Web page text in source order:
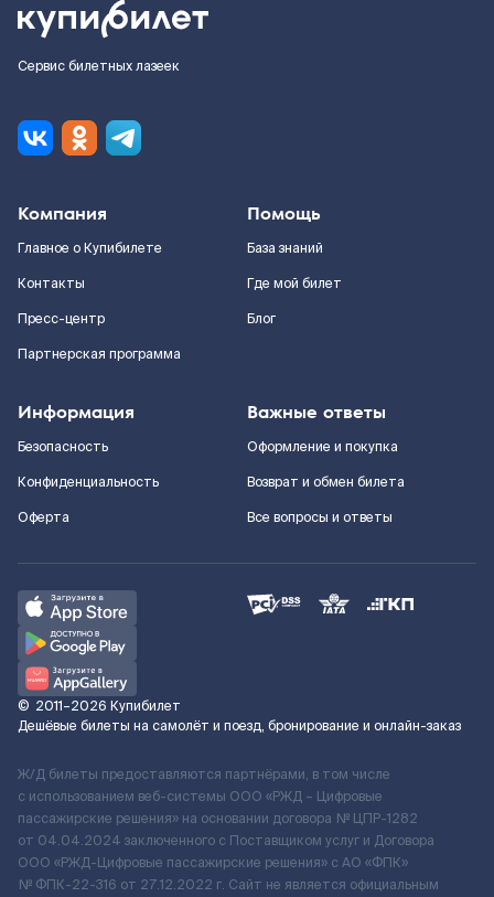
Сервис билетных лазеек
Компания
Главное о Купибилете
Контакты
Пресс-центр
Партнерская программа
Помощь
База знаний
Где мой билет
Блог
Информация
Безопасность
Конфиденциальность
Оферта
Важные ответы
Оформление и покупка
Возврат и обмен билета
Все вопросы и ответы
© 2011–2026 Купибилет
Дешёвые билеты на самолёт и поезд, бронирование и онлайн-заказ
Ж/Д билеты предоставляются партнёрами, в том числе
с использованием веб-системы ООО «РЖД – Цифровые
пассажирские решения» на основании договора № ЦПР-1282
от 04.04.2024 заключенного с Поставщиком услуг и Договора
ООО «РЖД-Цифровые пассажирские решения» c АО «ФПК»
№ ФПК-22-316 от 27.12.2022 г. Сайт не является официальным